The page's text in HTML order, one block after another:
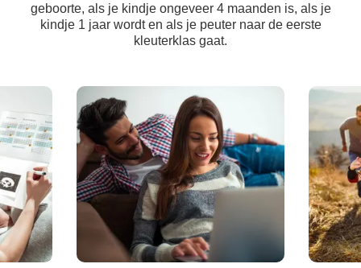
geboorte, als je kindje ongeveer 4 maanden is, als je
kindje 1 jaar wordt en als je peuter naar de eerste
kleuterklas gaat.